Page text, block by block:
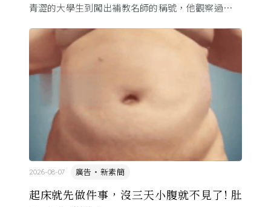
青澀的大學生到闖出補教名師的稱號，他觀察過幾十
裡幾乎沒有臺灣史，一路 ...
起床就先做件事，沒三天小腹就不見了! 肚
廣告・新素簡
2026-08-07